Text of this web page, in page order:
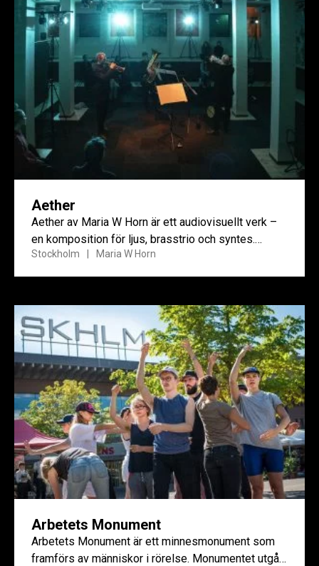
Aether
Aether av Maria W Horn är ett audiovisuellt verk –
en komposition för ljus, brasstrio och syntes.
Verket...
Stockholm Maria W Horn
Arbetets Monument
Arbetets Monument är ett minnesmonument som
framförs av människor i rörelse. Monumentet utgår